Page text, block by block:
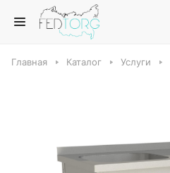
Главная Каталог Услуги